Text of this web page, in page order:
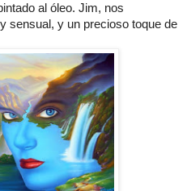
al óleo. Jim, nos
sensual, y un precioso toque de